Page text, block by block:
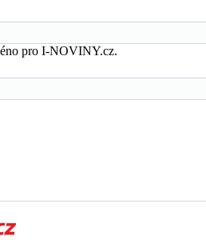
pro I-NOVINY.cz.